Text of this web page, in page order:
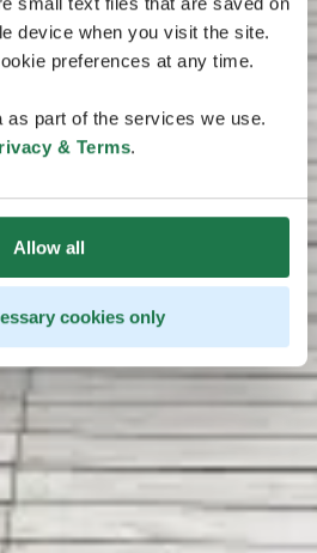
device when you visit the site.
preferences at any time.
as part of the services we use.
& Terms.
Allow all
cookies only